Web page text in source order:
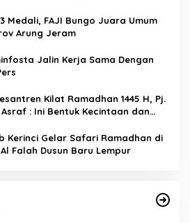
Medali, FAJI Bungo Juara Umum
Arung Jeram
Jalin Kerja Sama Dengan
Kilat Ramadhan 1445 H, Pj.
: Ini Bentuk Kecintaan dan
Kerinci Gelar Safari Ramadhan di
Falah Dusun Baru Lempur